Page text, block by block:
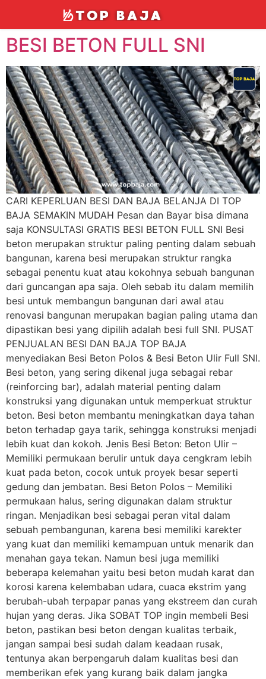
BESI BETON FULL SNI
CARI KEPERLUAN BESI DAN BAJA BELANJA DI TOP
BAJA SEMAKIN MUDAH Pesan dan Bayar bisa dimana
saja KONSULTASI GRATIS BESI BETON FULL SNI Besi
beton merupakan struktur paling penting dalam sebuah
bangunan, karena besi merupakan struktur rangka
sebagai penentu kuat atau kokohnya sebuah bangunan
dari guncangan apa saja. Oleh sebab itu dalam memilih
besi untuk membangun bangunan dari awal atau
renovasi bangunan merupakan bagian paling utama dan
dipastikan besi yang dipilih adalah besi full SNI. PUSAT
PENJUALAN BESI DAN BAJA TOP BAJA
menyediakan Besi Beton Polos & Besi Beton Ulir Full SNI.
Besi beton, yang sering dikenal juga sebagai rebar
(reinforcing bar), adalah material penting dalam
konstruksi yang digunakan untuk memperkuat struktur
beton. Besi beton membantu meningkatkan daya tahan
beton terhadap gaya tarik, sehingga konstruksi menjadi
lebih kuat dan kokoh. Jenis Besi Beton: Beton Ulir –
Memiliki permukaan berulir untuk daya cengkram lebih
kuat pada beton, cocok untuk proyek besar seperti
gedung dan jembatan. Besi Beton Polos – Memiliki
permukaan halus, sering digunakan dalam struktur
ringan. Menjadikan besi sebagai peran vital dalam
sebuah pembangunan, karena besi memiliki karekter
yang kuat dan memiliki kemampuan untuk menarik dan
menahan gaya tekan. Namun besi juga memiliki
beberapa kelemahan yaitu besi beton mudah karat dan
korosi karena kelembaban udara, cuaca ekstrim yang
berubah-ubah terpapar panas yang ekstreem dan curah
hujan yang deras. Jika SOBAT TOP ingin membeli Besi
beton, pastikan besi beton dengan kualitas terbaik,
jangan sampai besi sudah dalam keadaan rusak,
tentunya akan berpengaruh dalam kualitas besi dan
memberikan efek yang kurang baik dalam jangka